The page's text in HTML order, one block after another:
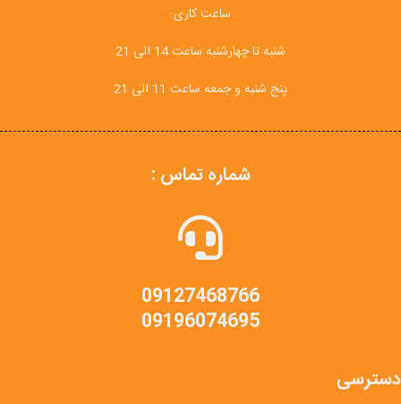
ساعت کاری:
شنبه تا چهارشنبه ساعت 14 الی 21
پنج شنبه و جمعه ساعت 11 الی 21
شماره تماس :
09127468766
09196074695
دسترسی